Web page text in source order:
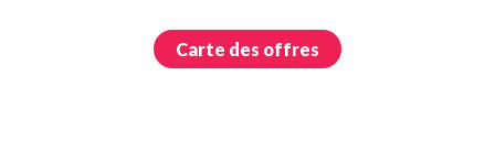
Carte des offres